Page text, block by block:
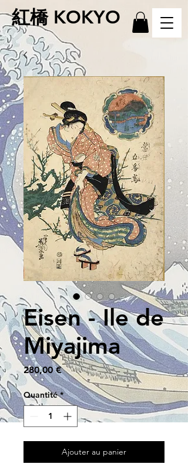
紅橋 KOKYO
Eisen - Ile de
Miyajima
280,00 €Prix
Quantité *
Ajouter au panier